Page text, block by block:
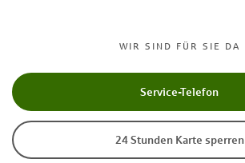
WIR SIND FÜR SIE DA
Service-Telefon
24 Stunden Karte sperren